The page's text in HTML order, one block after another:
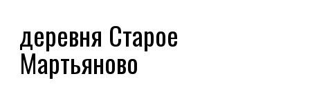
деревня Старое
Мартьяново